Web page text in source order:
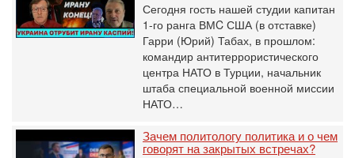
Сегодня гость нашей студии капитан
1-го ранга ВМC США (в отставке)
Гарри (Юрий) Табах, в прошлом:
командир антитеррористического
центра НАТО в Турции, начальник
штаба специальной военной миссии
НАТО…
Зачем политологу политика и о чем
говорят на закрытых встречах?